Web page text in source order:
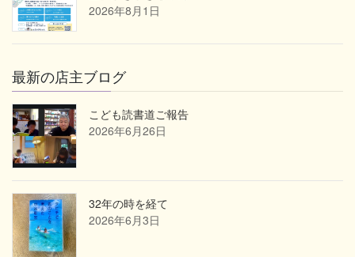
2026年8月1日
最新の店主ブログ
こども読書道ご報告
2026年6月26日
32年の時を経て
2026年6月3日